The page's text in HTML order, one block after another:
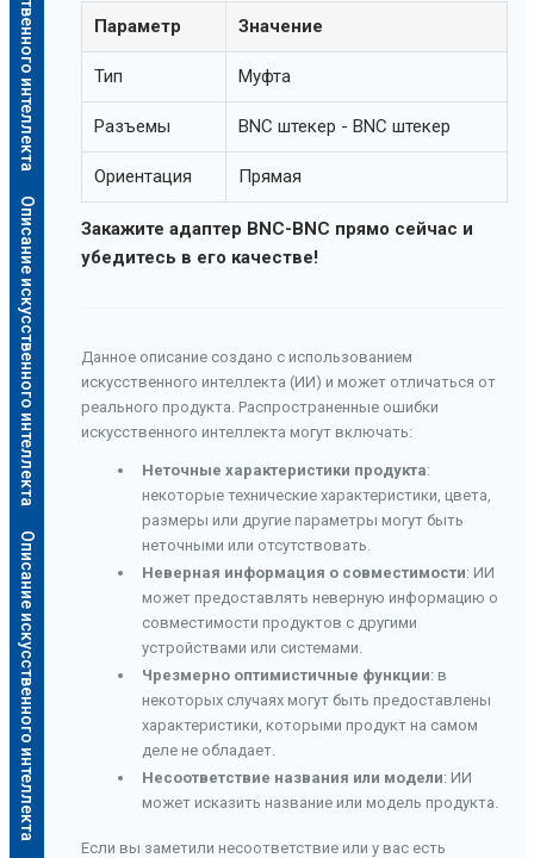
Описание искусственного интеллекта
Описание искусственного интеллекта
Параметр Значение
Тип Муфта
Разъемы BNC штекер - BNC штекер
Ориентация Прямая
Закажите адаптер BNC-BNC прямо сейчас и
убедитесь в его качестве!
Данное описание создано с использованием
искусственного интеллекта (ИИ) и может отличаться от
реального продукта. Распространенные ошибки
искусственного интеллекта могут включать:
Неточные характеристики продукта:
некоторые технические характеристики, цвета,
размеры или другие параметры могут быть
неточными или отсутствовать.
Неверная информация о совместимости: ИИ
может предоставлять неверную информацию о
совместимости продуктов с другими
устройствами или системами.
Чрезмерно оптимистичные функции: в
некоторых случаях могут быть предоставлены
характеристики, которыми продукт на самом
деле не обладает.
Несоответствие названия или модели: ИИ
может исказить название или модель продукта.
Если вы заметили несоответствие или у вас есть